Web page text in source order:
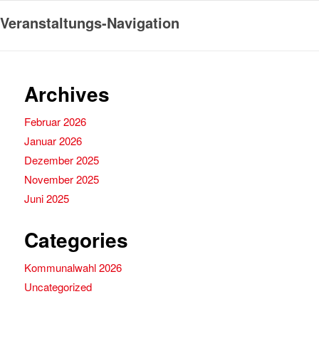
Veranstaltungs-Navigation
Archives
Februar 2026
Januar 2026
Dezember 2025
November 2025
Juni 2025
Categories
Kommunalwahl 2026
Uncategorized